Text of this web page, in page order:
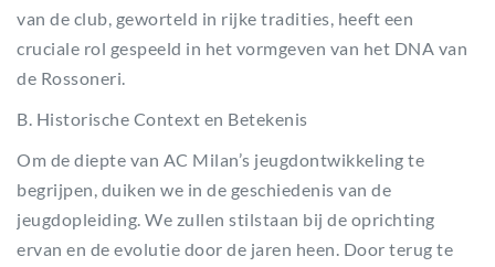
van de club, geworteld in rijke tradities, heeft een
cruciale rol gespeeld in het vormgeven van het DNA van
de Rossoneri.
B. Historische Context en Betekenis
Om de diepte van AC Milan’s jeugdontwikkeling te
begrijpen, duiken we in de geschiedenis van de
jeugdopleiding. We zullen stilstaan bij de oprichting
ervan en de evolutie door de jaren heen. Door terug te